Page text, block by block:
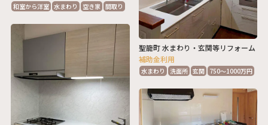
和室から洋室 水まわり 空き家 間取り
聖籠町 水まわり・玄関等リフォーム
補助金利用
水まわり 洗面所 玄関 750～1000万円